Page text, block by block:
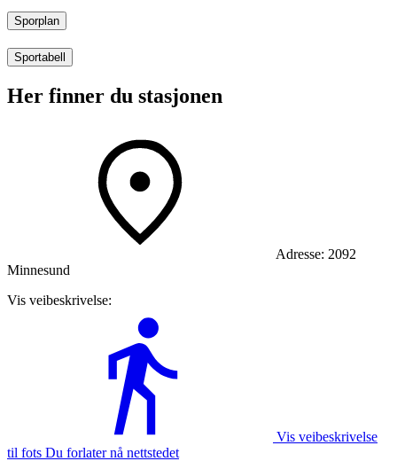
Sporplan
Sportabell
Her finner du stasjonen
Adresse: 2092
Minnesund
Vis veibeskrivelse:
Vis veibeskrivelse
til fots Du forlater nå nettstedet